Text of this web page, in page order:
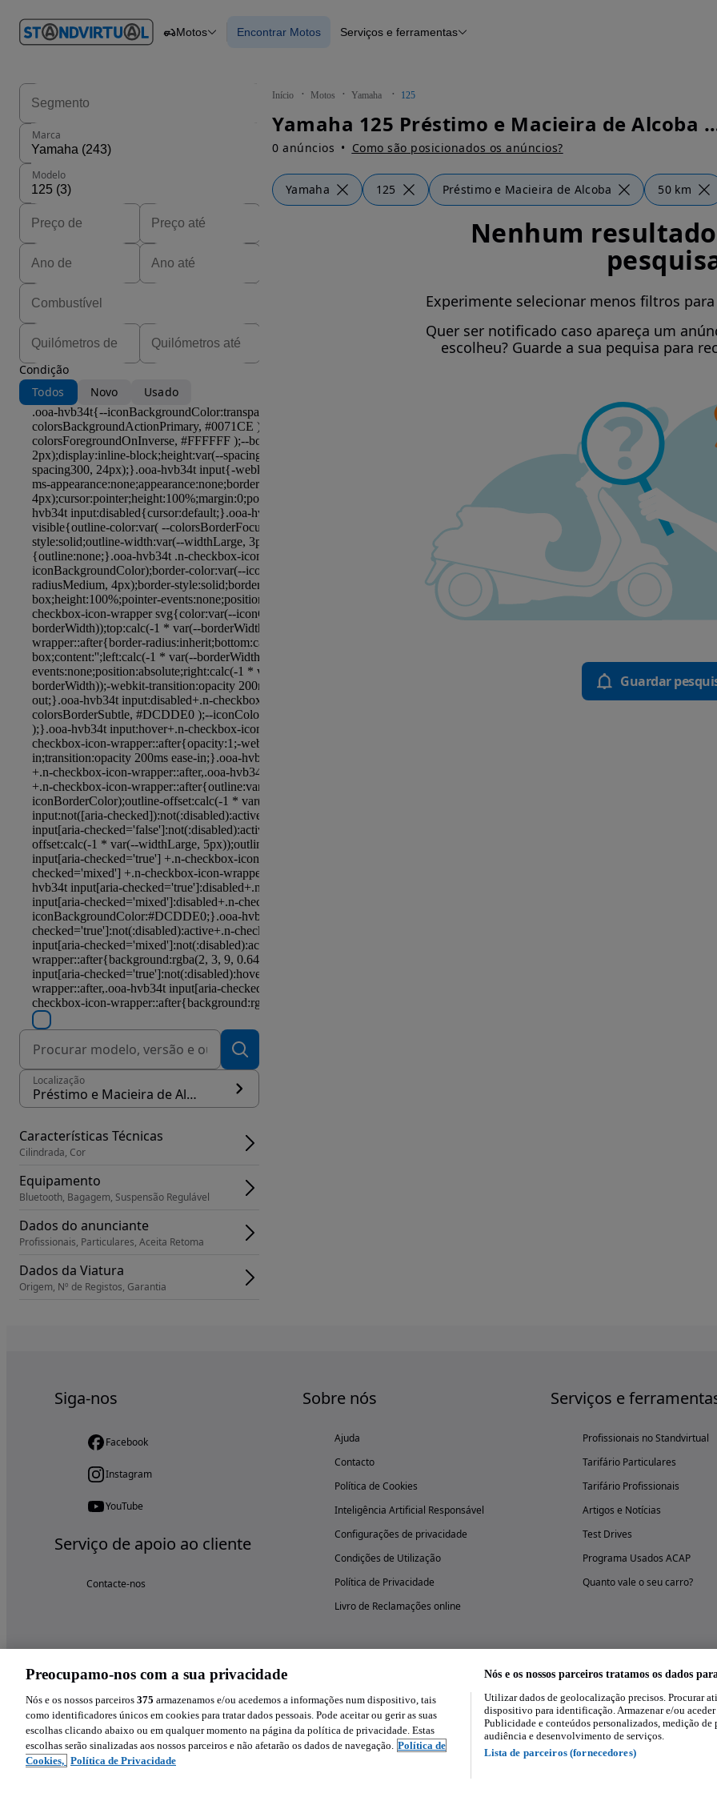
em
Carros Carros
Motos Encontrar Motos Serviços e ferramentas
Início Motos Yamaha 125
Yamaha 125 Préstimo e
0 anúncios Como são posicionados os anúncios?
Yamaha 125 Préstimo e Macieira de Alcoba 50 km
Marca
Modelo
Condição
Todos
Novo Usado
Localização
Préstimo e Macieira de Alcoba, concelho Águeda
Características Técnicas
Cilindrada, Cor
Equipamento
Bluetooth, Bagagem, Suspensão Regulável
Dados do anunciante
Profissionais, Particulares, Aceita Retoma
Dados da Viatura
Origem, Nº de Registos, Garantia
Nenhum
Experimente selecionar menos filtros
Quer ser notificado caso apareça um
escolheu? Guarde a sua pequisa para
Guardar
Siga-nos
Facebook
Instagram
YouTube
Serviço de apoio ao cliente
Contacte-nos
Sobre nós
Ajuda
Contacto
Política de Cookies
Inteligência Artificial Responsável
Configurações de privacidade
Condições de Utilização
Política de Privacidade
Livro de Reclamações online
Serviços e
Profissionais no Standvirtual
Tarifário Particulares
Tarifário Profissionais
Artigos e Notícias
Test Drives
Programa Usados ACAP
Quanto vale o seu carro?
Experimenta a aplicação
Preocupamo-nos com a sua privacidade
Nós e os nossos parceiros 375 armazenamos e/ou acedemos a informações num dispositivo, tais
como identificadores únicos em cookies para tratar dados pessoais. Pode aceitar ou gerir as suas
escolhas clicando abaixo ou em qualquer momento na página da política de privacidade. Estas
escolhas serão sinalizadas aos nossos parceiros e não afetarão os dados de navegação. Política de
Cookies, Política de Privacidade
Nós e os nossos parceiros tratamos os dados
Utilizar dados de geolocalização precisos. Procurar
dispositivo para identificação. Armazenar e/ou
Publicidade e conteúdos personalizados, medição
audiência e desenvolvimento de serviços.
Lista de parceiros (fornecedores)